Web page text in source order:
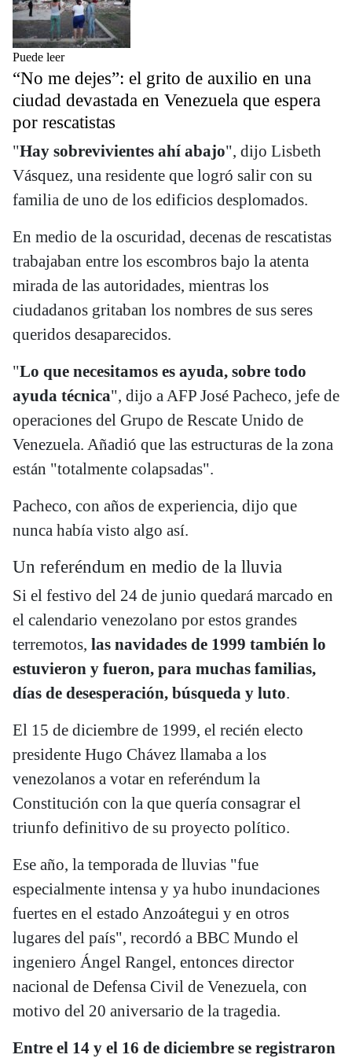
Puede leer
“No me dejes”: el grito de auxilio en una
ciudad devastada en Venezuela que espera
por rescatistas
"Hay sobrevivientes ahí abajo", dijo Lisbeth
Vásquez, una residente que logró salir con su
familia de uno de los edificios desplomados.
En medio de la oscuridad, decenas de rescatistas
trabajaban entre los escombros bajo la atenta
mirada de las autoridades, mientras los
ciudadanos gritaban los nombres de sus seres
queridos desaparecidos.
"Lo que necesitamos es ayuda, sobre todo
ayuda técnica", dijo a AFP José Pacheco, jefe de
operaciones del Grupo de Rescate Unido de
Venezuela. Añadió que las estructuras de la zona
están "totalmente colapsadas".
Pacheco, con años de experiencia, dijo que
nunca había visto algo así.
Un referéndum en medio de la lluvia
Si el festivo del 24 de junio quedará marcado en
el calendario venezolano por estos grandes
terremotos, las navidades de 1999 también lo
estuvieron y fueron, para muchas familias,
días de desesperación, búsqueda y luto.
El 15 de diciembre de 1999, el recién electo
presidente Hugo Chávez llamaba a los
venezolanos a votar en referéndum la
Constitución con la que quería consagrar el
triunfo definitivo de su proyecto político.
Ese año, la temporada de lluvias "fue
especialmente intensa y ya hubo inundaciones
fuertes en el estado Anzoátegui y en otros
lugares del país", recordó a BBC Mundo el
ingeniero Ángel Rangel, entonces director
nacional de Defensa Civil de Venezuela, con
motivo del 20 aniversario de la tragedia.
Entre el 14 y el 16 de diciembre se registraron